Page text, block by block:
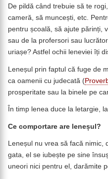
De pildă când trebuie să te
cameră, să muncești, etc.
pentru școală, să ajute părinți,
sau de la profersori sau
uriașe? Astfel ochii leneviei îți
Leneșul prin faptul că fuge de
ca oamenii cu judecată (
prosperitate sau la binele pe
În timp lenea duce la letargie,
Ce comportare are leneșul?
Leneșul nu vrea să facă nimic,
gata, el se iubește pe sine
uneori nici pentru el, darămite